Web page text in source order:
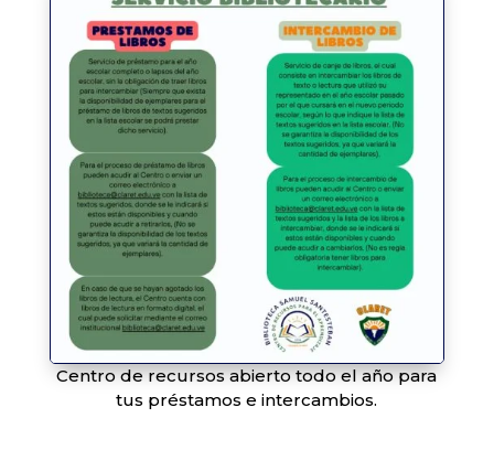
Centro de recursos abierto todo el año para
tus préstamos e intercambios.